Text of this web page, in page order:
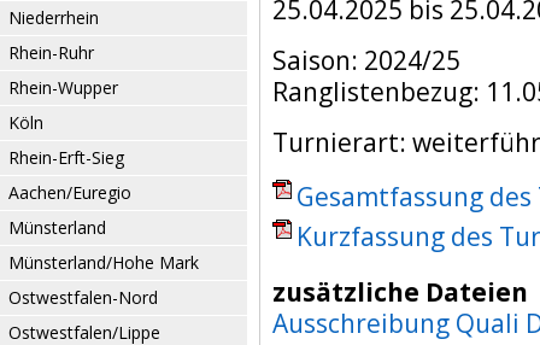
Niederrhein
Rhein-Ruhr
Rhein-Wupper
Köln
Rhein-Erft-Sieg
Aachen/Euregio
Münsterland
Münsterland/Hohe Mark
Ostwestfalen-Nord
Ostwestfalen/Lippe
25.04.2025 bis
Saison: 2024/25
Ranglistenbezug:
Turnierart:
Gesamtfassung
Kurzfassung des
zusätzliche Dateien
Ausschreibung Quali